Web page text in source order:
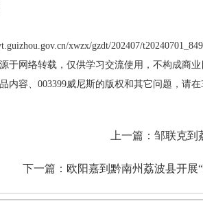
xwzx/gzdt/202407/
于网络转载，仅供学习交流使用，不构成商
内容、003399威尼斯的版权和其它问题，请
上一篇： 邹联克到
下一篇： 欧阳嘉到黔南州荔波县开展